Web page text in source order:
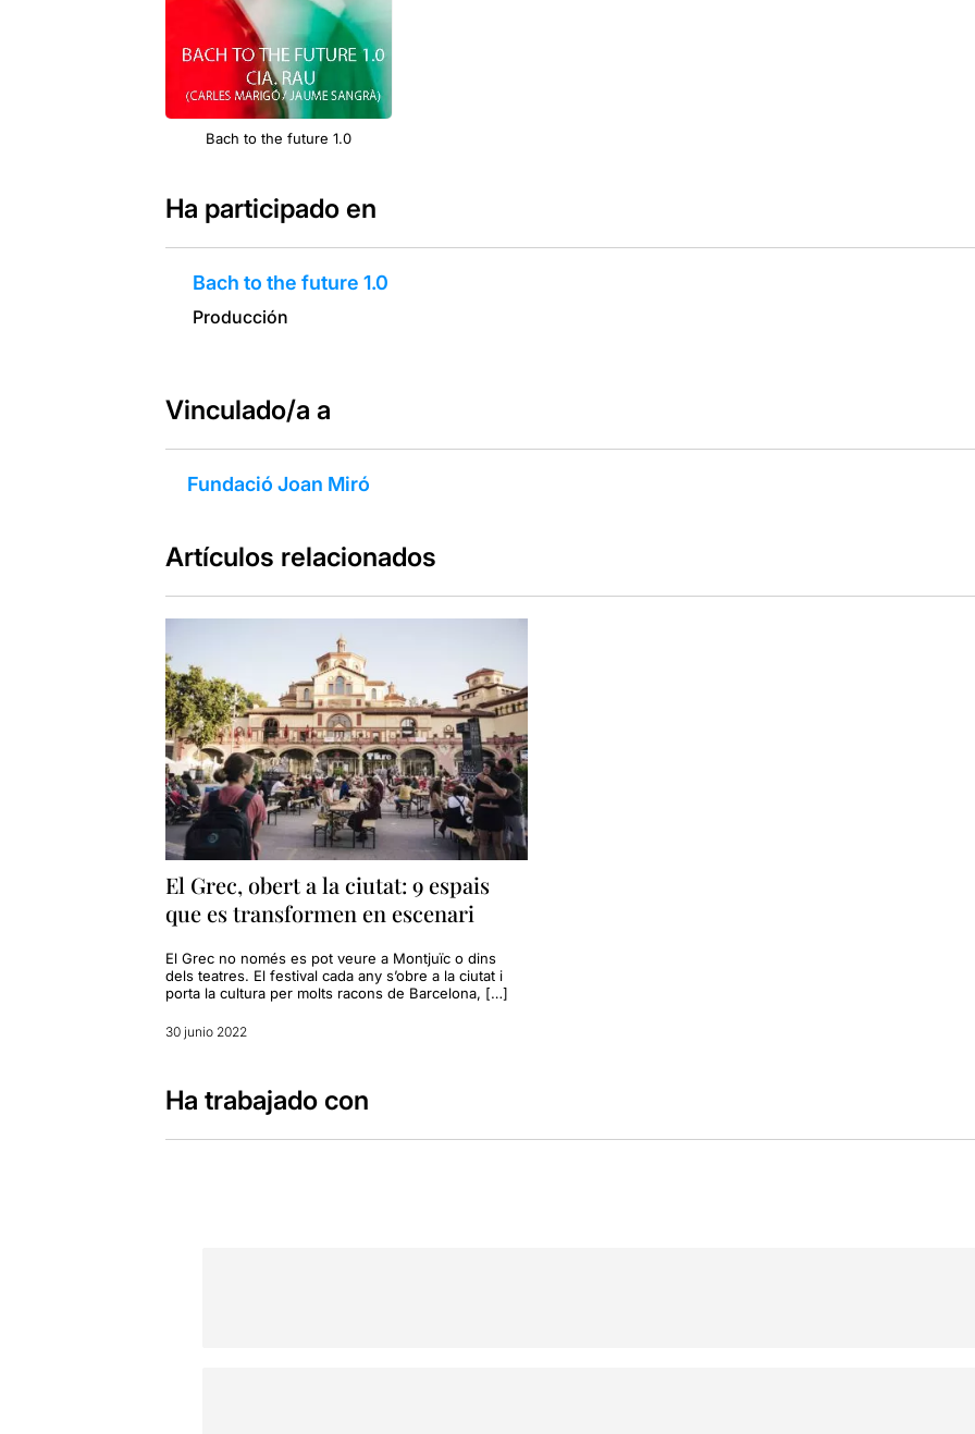
Bach to the future 1.0
Ha participado en
Bach to the future 1.0
Producción
Vinculado/a a
Fundació Joan Miró
Artículos relacionados
El Grec, obert a la ciutat: 9 espais
que es transformen en escenari
El Grec no només es pot veure a Montjuïc o dins
dels teatres. El festival cada any s’obre a la ciutat i
porta la cultura per molts racons de Barcelona, […]
30 junio 2022
Ha trabajado con